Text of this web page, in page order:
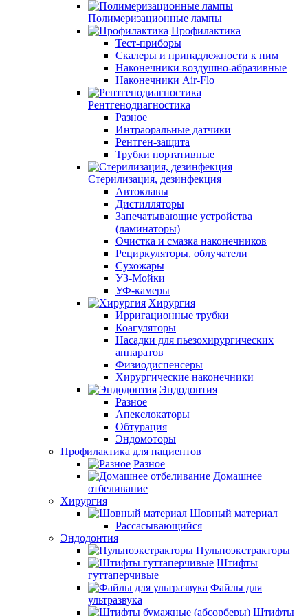
Полимеризационные лампы
Профилактика
Тест-приборы
Скалеры и принадлежности к ним
Наконечники воздушно-абразивные
Наконечники Air-Flo
Рентгенодиагностика
Разное
Интраоральные датчики
Рентген-защита
Трубки портативные
Стерилизация, дезинфекция
Автоклавы
Дистилляторы
Запечатывающие устройства
(ламинаторы)
Очистка и смазка наконечников
Рециркуляторы, облучатели
Сухожары
УЗ-Мойки
УФ-камеры
Хирургия
Ирригационные трубки
Коагуляторы
Насадки для пьезохирургических
аппаратов
Физиодиспенсеры
Хирургические наконечники
Эндодонтия
Разное
Апекслокаторы
Обтурация
Эндомоторы
Профилактика для пациентов
Разное
Домашнее
отбеливание
Хирургия
Шовный материал
Рассасывающийся
Эндодонтия
Пульпоэкстракторы
Штифты
гуттаперчивые
Файлы для
ультразвука
Штифты